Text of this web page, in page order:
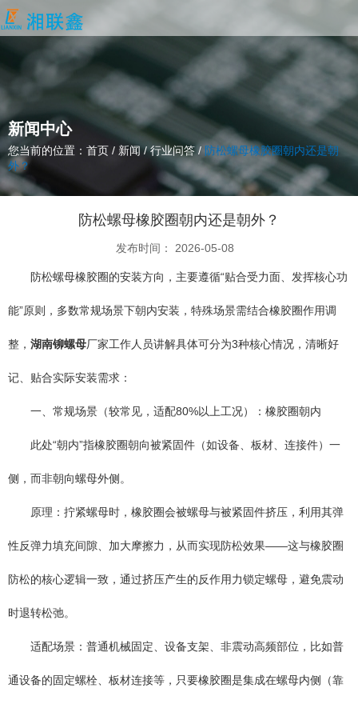
新闻中心
您当前的位置：首页 / 新闻 /行业问答 / 防松螺母橡胶圈朝内还是朝
外？
防松螺母橡胶圈朝内还是朝外？
发布时间： 2026-05-08
防松螺母橡胶圈的安装方向，主要遵循“贴合受力面、发挥核心功
能”原则，多数常规场景下朝内安装，特殊场景需结合橡胶圈作用调
整， 湖南铆螺母厂家工作人员讲解具体可分为3种核心情况，清晰好
记、贴合实际安装需求：
一、常规场景（较常见，适配80%以上工况）：橡胶圈朝内
此处“朝内”指橡胶圈朝向被紧固件（如设备、板材、连接件）一
侧，而非朝向螺母外侧。
原理：拧紧螺母时，橡胶圈会被螺母与被紧固件挤压，利用其弹
性反弹力填充间隙、加大摩擦力，从而实现防松效果——这与橡胶圈
防松的核心逻辑一致，通过挤压产生的反作用力锁定螺母，避免震动
时退转松弛。
适配场景：普通机械固定、设备支架、非震动高频部位，比如普
通设备的固定螺栓、板材连接等，只要橡胶圈是集成在螺母内侧（靠